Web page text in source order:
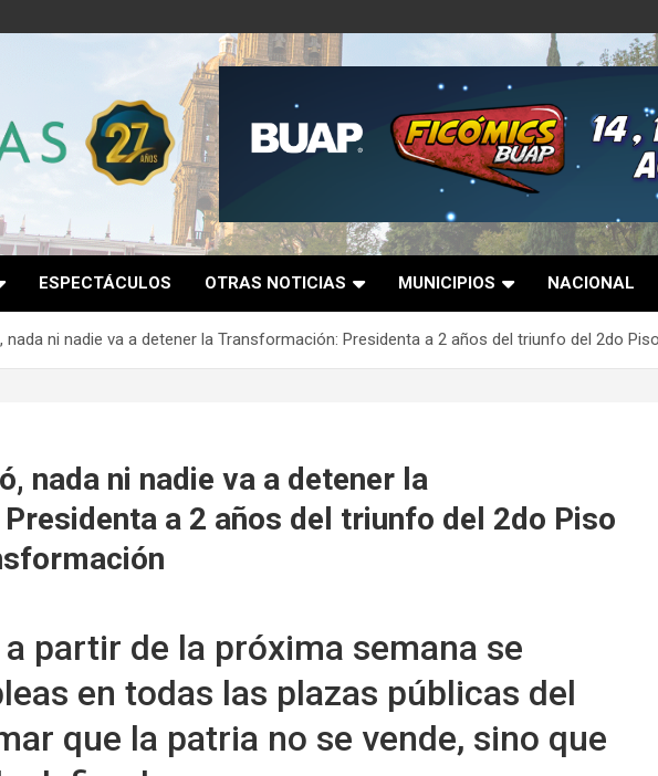
ESPECTÁCULOS OTRAS NOTICIAS MUNICIPIOS NACIONAL
nada ni nadie va a detener la Transformación: Presidenta a 2 años del triunfo del 2do
nada ni nadie va a detener la
a 2 años del triunfo del 2do Piso
partir de la próxima semana se
en todas las plazas públicas del
que la patria no se vende, sino que